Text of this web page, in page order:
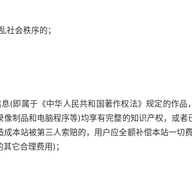
会秩序的；
(即属于《中华人民共和国著作权法》规定的作品
制品和电脑程序等)均享有完整的知识产权，或者
本站被第三人索赔的，用户应全额补偿本站一切
它合理费用)；